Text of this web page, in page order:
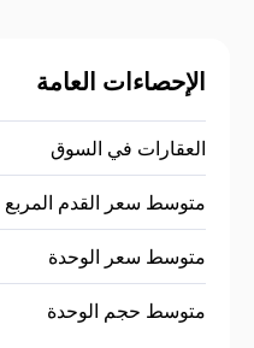
الإحصاءات العامة
العقارات في السوق
متوسط سعر القدم المربع
متوسط سعر الوحدة
متوسط حجم الوحدة